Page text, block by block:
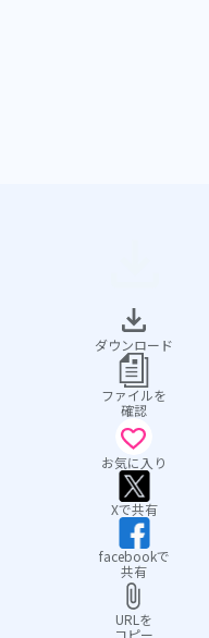
ダウンロード
ファイルを
確認
お気に入り
Xで共有
facebookで
共有
URLを
コピー